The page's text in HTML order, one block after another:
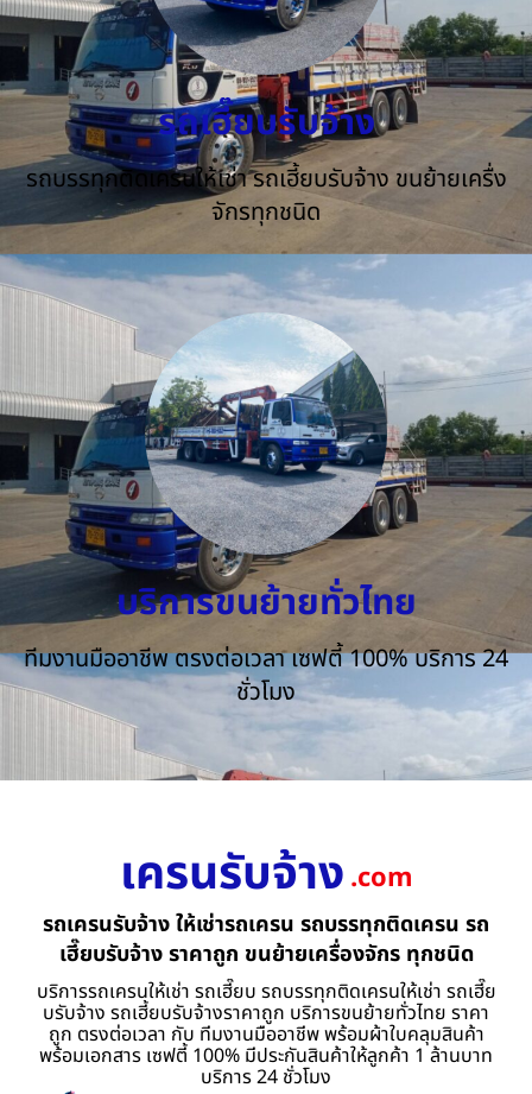
รถเฮี๊ยบรับจ้าง
รถบรรทุกติดเครนให้เช่า รถเฮี้ยบรับจ้าง ขนย้ายเครื่ง
จักรทุกชนิด
บริการขนย้ายทั่วไทย
ทีมงานมืออาชีพ ตรงต่อเวลา เซฟตี้ 100% บริการ 24
ชั่วโมง
เครนรับจ้าง .com
รถเครนรับจ้าง ให้เช่ารถเครน รถบรรทุกติดเครน รถ
เฮี๊ยบรับจ้าง ราคาถูก ขนย้ายเครื่องจักร ทุกชนิด
บริการรถเครนให้เช่า รถเฮี๊ยบ รถบรรทุกติดเครนให้เช่า รถเฮี๊ย
บรับจ้าง รถเฮี้ยบรับจ้างราคาถูก บริการขนย้ายทั่วไทย ราคา
ถูก ตรงต่อเวลา กับ ทีมงานมืออาชีพ พร้อมผ้าใบคลุมสินค้า
พร้อมเอกสาร เซฟตี้ 100% มีประกันสินค้าให้ลูกค้า 1 ล้านบาท
บริการ 24 ชั่วโมง